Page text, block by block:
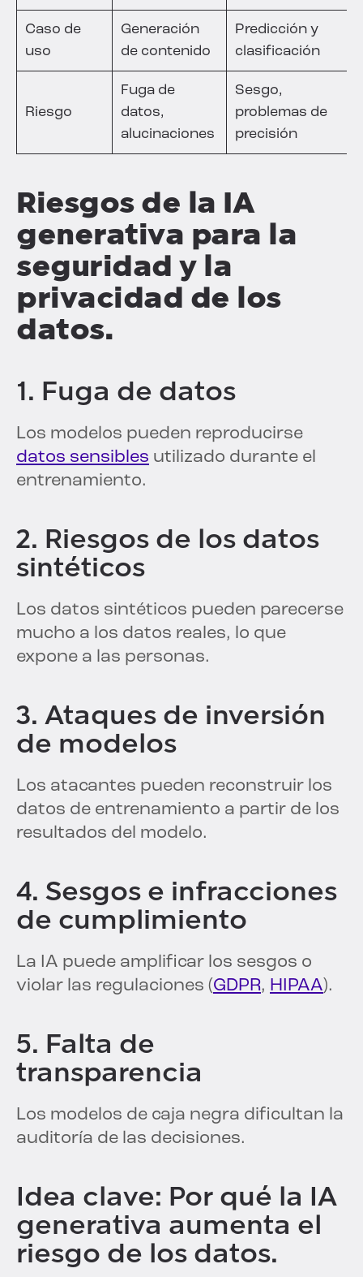
Caso de
uso
Generación
de contenido
Predicción y
clasificación
Riesgo
Fuga de
datos,
alucinaciones
Sesgo,
problemas de
precisión
Riesgos de la IA
generativa para la
seguridad y la
privacidad de los
datos.
1. Fuga de datos
Los modelos pueden reproducirse
datos sensibles utilizado durante el
entrenamiento.
2. Riesgos de los datos
sintéticos
Los datos sintéticos pueden parecerse
mucho a los datos reales, lo que
expone a las personas.
3. Ataques de inversión
de modelos
Los atacantes pueden reconstruir los
datos de entrenamiento a partir de los
resultados del modelo.
4. Sesgos e infracciones
de cumplimiento
La IA puede amplificar los sesgos o
violar las regulaciones (GDPR, HIPAA).
5. Falta de
transparencia
Los modelos de caja negra dificultan la
auditoría de las decisiones.
Idea clave: Por qué la IA
generativa aumenta el
riesgo de los datos.